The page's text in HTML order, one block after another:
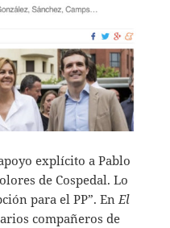
explícito a Pablo
de Cospedal. Lo
para el PP”. EnEl
compañeros de